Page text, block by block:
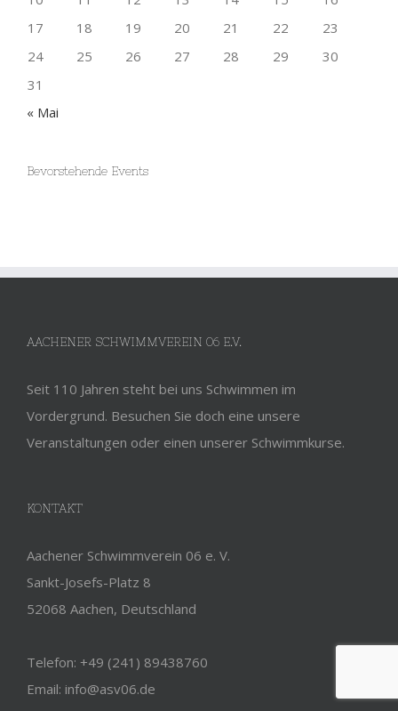
17
18 19 20 21 22
23
24
25 26 27 28 29
30
31
« Mai
Vordergrund. Besuchen Sie doch eine unsere
Veranstaltungen oder einen unserer Schwimmkurse.
Sankt-Josefs-Platz 8
52068 Aachen, Deutschland
Email: info@asv06.de